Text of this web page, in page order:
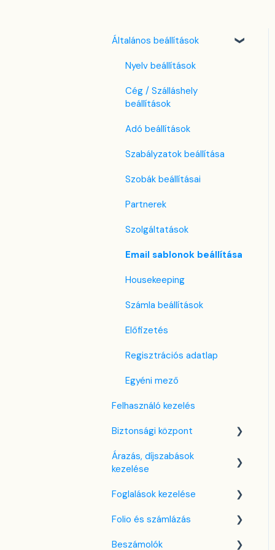
Általános beállítások
Nyelv beállítások
Cég / Szálláshely
beállítások
Adó beállítások
Szabályzatok beállítása
Szobák beállításai
Partnerek
Szolgáltatások
Email sablonok beállítása
Housekeeping
Számla beállítások
Előfizetés
Regisztrációs adatlap
Egyéni mező
Felhasználó kezelés
Biztonsági központ
Kulcsfájl kezelés
(2FA)
Bejelentkezés a SabeeApp
Árazás, díjszabások
kezelése
Díjszabás beállítások
Árttípusok Engedélyezése /
Foglalások kezelése
Kezdőlap
Naptárnézet
Folio és számlázás
Folio kezelése
Beszámolók